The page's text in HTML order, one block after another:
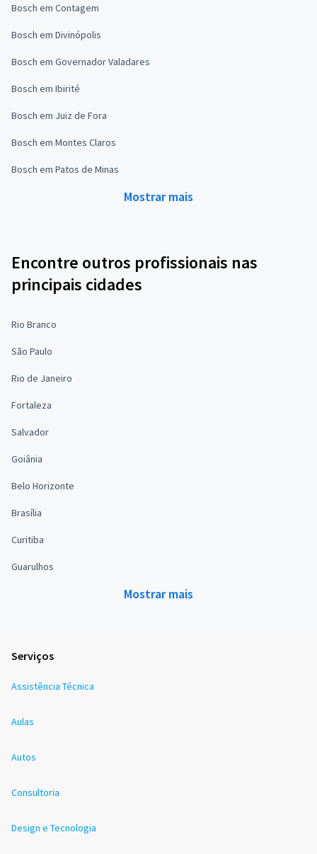
Bosch em Contagem
Bosch em Divinópolis
Bosch em Governador Valadares
Bosch em Ibirité
Bosch em Juiz de Fora
Bosch em Montes Claros
Bosch em Patos de Minas
Mostrar mais
Encontre outros profissionais nas
principais cidades
Rio Branco
São Paulo
Rio de Janeiro
Fortaleza
Salvador
Goiânia
Belo Horizonte
Brasília
Curitiba
Guarulhos
Mostrar mais
Serviços
Assistência Técnica
Aulas
Autos
Consultoria
Design e Tecnologia